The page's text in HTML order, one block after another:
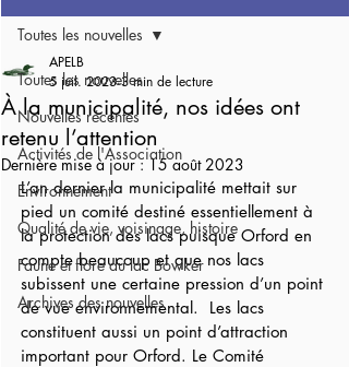
Toutes les nouvelles
Nouvelles récentes
Activités de l'Association
Environnement
Qualité de vie, voisinage, histoire
Faune et flore du lac Bowker
Archives des nouvelles
Toutes les nouvelles
À la municipalité, nos idées ont
retenu l’attention
APELB
5 juil. 2023 3 min de lecture
Dernière mise à jour :15 août 2023
L’an dernier la municipalité mettait sur
pied un comité destiné essentiellement à
la protection des lacs puisque Orford en
compte beaucoup et que nos lacs
subissent une certaine pression d’un point
de vue environnemental.  Les lacs
constituent aussi un point d’attraction
important pour Orford. Le Comité